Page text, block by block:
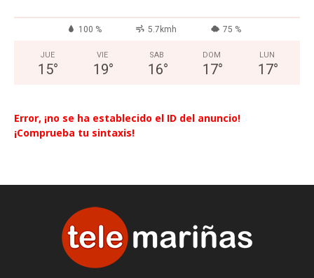
100 % 5.7kmh 75 %
JUE
15°
VIE
19°
SAB
16°
DOM
17°
LUN
17°
Error, ¡no se ha establecido el ID del anuncio!
¡Comprueba tu sintaxis!